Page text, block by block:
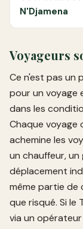
N'Djamena
Voyageurs
Ce n'est pas un
pour un voyage
dans les
Chaque voyage
achemine les
un chauffeur, un
déplacement
même partie de
que risqué. Si le
via un